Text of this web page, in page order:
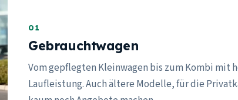
01
Gebrauchtwagen
Vom gepflegten Kleinwagen bis zum Kombi mit
Laufleistung. Auch ältere Modelle, für die